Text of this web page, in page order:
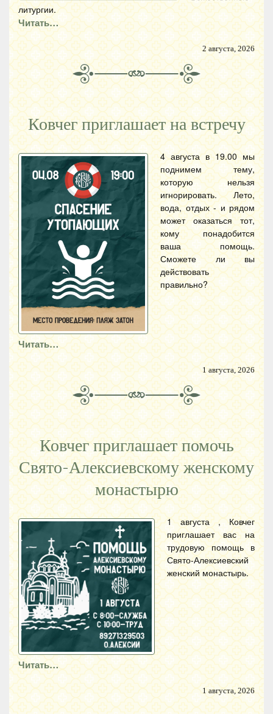
литургии.
Читать…
2 августа, 2026
Ковчег приглашает на встречу
4 августа в 19.00 мы
поднимем тему,
которую нельзя
игнорировать. Лето,
вода, отдых - и рядом
может оказаться тот,
кому понадобится
ваша помощь.
Сможете ли вы
действовать
правильно?
Читать…
1 августа, 2026
Ковчег приглашает помочь
Свято-Алексиевскому женскому
монастырю
1 августа , Ковчег
приглашает вас на
трудовую помощь в
Свято-Алексиевский
женский монастырь.
Читать…
1 августа, 2026